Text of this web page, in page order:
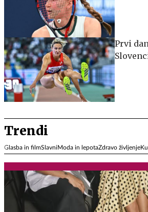
Prvi
Trendi
Glasba in filmSlavniModa in lepotaZdravo življenje